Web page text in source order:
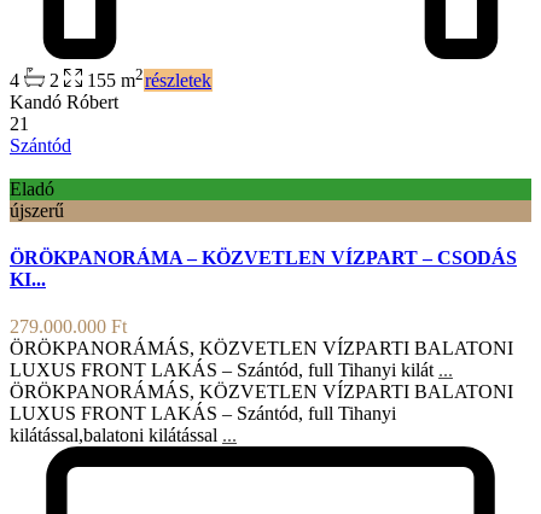
4 2 155 m2részletek
Kandó Róbert
21
Szántód
Eladó
újszerű
ÖRÖKPANORÁMA – KÖZVETLEN VÍZPART – CSODÁS
KI...
279.000.000 Ft
ÖRÖKPANORÁMÁS, KÖZVETLEN VÍZPARTI BALATONI
LUXUS FRONT LAKÁS – Szántód, full Tihanyi kilát ...
ÖRÖKPANORÁMÁS, KÖZVETLEN VÍZPARTI BALATONI
LUXUS FRONT LAKÁS – Szántód, full Tihanyi
kilátással,balatoni kilátással ...